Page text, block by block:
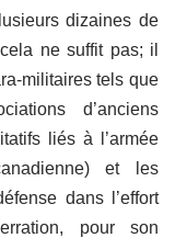
dizaines de
ne suffit pas; il
militaires tels que
d’anciens
liés à l’armée
et les
dans l’effort
pour son